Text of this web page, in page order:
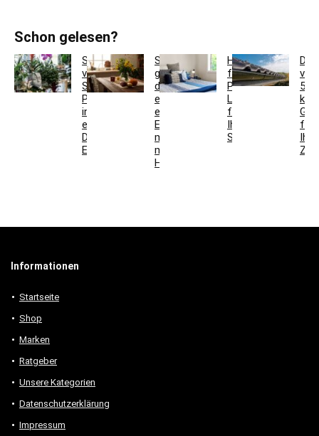
Schon gelesen?
So
verwandeln
Sie
Pflanzgefäße
in
einzigartige
Deko-
Elemente
So
gestaltest
du
ein
einladendes
Esszimmer
mit
modernen
Holzmöbeln
Hotelbettwäsche
für
Privatkunden:
Luxus
für
Ihr
Schlafzimmer
5
für
Ihr
Informationen
Startseite
Shop
Marken
Ratgeber
Unsere Kategorien
Datenschutzerklärung
Impressum